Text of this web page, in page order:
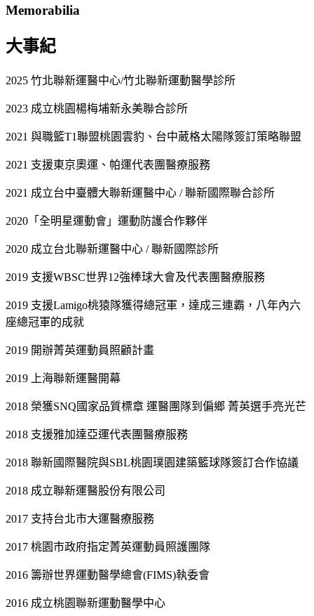
Memorabilia
大事紀
2025 竹北聯新運醫中心/竹北聯新運動醫學診所
2023 成立桃園楊梅埔新永美聯合診所
2021 與職籃T1聯盟桃園雲豹、台中葳格太陽隊簽訂策略聯盟
2021 支援東京奧運、帕運代表團醫療服務
2021 成立台中臺體大聯新運醫中心 / 聯新國際聯合診所
2020「全明星運動會」運動防護合作夥伴
2020 成立台北聯新運醫中心 / 聯新國際診所
2019 支援WBSC世界12強棒球大會及代表團醫療服務
2019 支援Lamigo桃猿隊獲得總冠軍，達成三連霸，八年內六
座總冠軍的成就
2019 開辦菁英運動員照顧計畫
2019 上海聯新運醫開幕
2018 榮獲SNQ國家品質標章 運醫團隊到偏鄉 菁英選手亮光芒
2018 支援雅加達亞運代表團醫療服務
2018 聯新國際醫院與SBL桃園璞園建築籃球隊簽訂合作協議
2018 成立聯新運醫股份有限公司
2017 支持台北市大運醫療服務
2017 桃園市政府指定菁英運動員照護團隊
2016 籌辦世界運動醫學總會(FIMS)執委會
2016 成立桃園聯新運動醫學中心